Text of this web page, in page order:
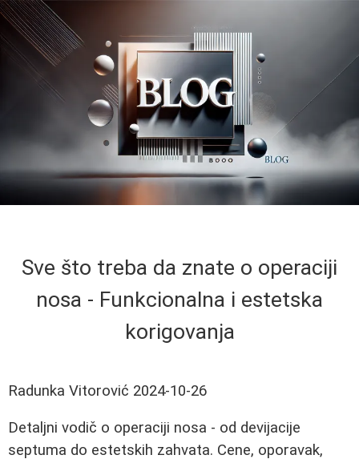
Sve što treba da znate o operaciji
nosa - Funkcionalna i estetska
korigovanja
Radunka Vitorović 2024-10-26
Detaljni vodič o operaciji nosa - od devijacije
septuma do estetskih zahvata. Cene, oporavak,